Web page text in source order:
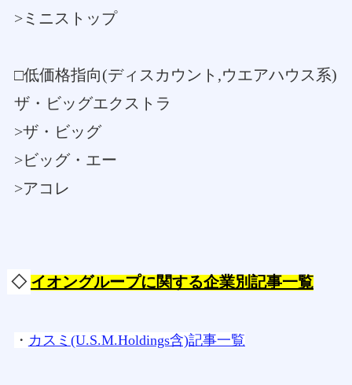
>ミニストップ
□低価格指向(ディスカウント,ウエアハウス系)
ザ・ビッグエクストラ
>ザ・ビッグ
>ビッグ・エー
>アコレ
◇ イオングループに関する企業別記事一覧
・ カスミ(U.S.M.Holdings含)記事一覧